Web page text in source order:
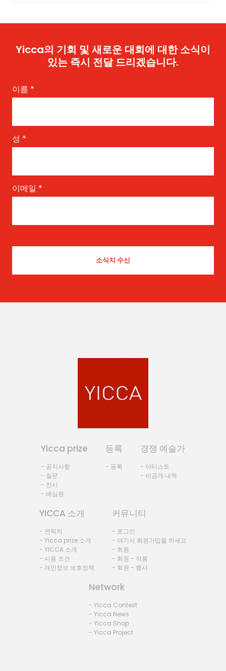
Yicca의 기회 및 새로운 대회에 대한 소식이
있는 즉시 전달 드리겠습니다.
이름 *
성 *
이메일 *
Yicca prize
- 공지사항
- 질문
- 전시
- 배심원
등록
- 등록
경쟁 예술가
- 아티스트
- 비공개 내역
YICCA 소개
- 연락처
- Yicca prize 소개
- YICCA 소개
- 사용 조건
- 개인정보 보호정책
커뮤니티
- 로그인
- 여기서 회원가입을 하세요
- 회원
- 회원 - 작품
- 회원 - 행사
Network
- Yicca Contest
- Yicca News
- Yicca Shop
- Yicca Project